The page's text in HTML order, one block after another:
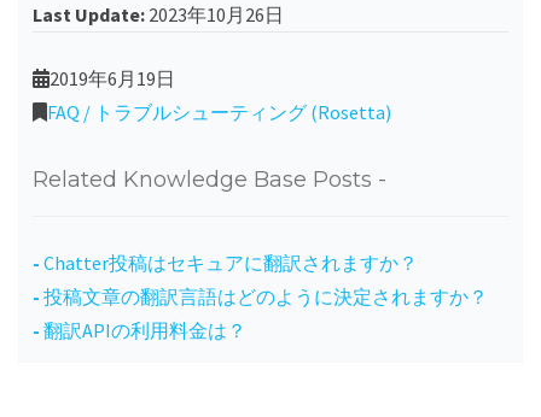
Last Update: 2023年10月26日
2019年6月19日
FAQ / トラブルシューティング (Rosetta)
Related Knowledge Base Posts -
Chatter投稿はセキュアに翻訳されますか？
投稿文章の翻訳言語はどのように決定されますか？
翻訳APIの利用料金は？